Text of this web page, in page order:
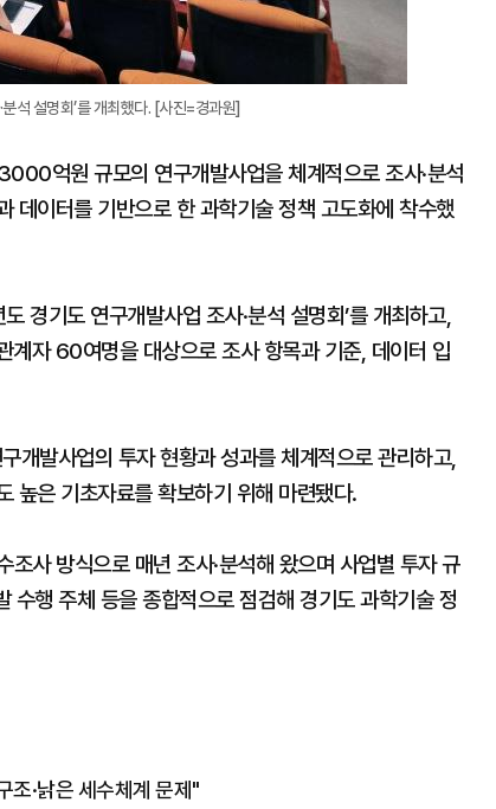
석 설명회’를 개최했다. [사진=경과원]
억원 규모의 연구개발사업을 체계적으로 조사·분석
데이터를 기반으로 한 과학기술 정책 고도화에 착수했
경기도 연구개발사업 조사·분석 설명회’를 개최하고,
계자 60여명을 대상으로 조사 항목과 기준, 데이터 입
개발사업의 투자 현황과 성과를 체계적으로 관리하고,
높은 기초자료를 확보하기 위해 마련됐다.
사 방식으로 매년 조사·분석해 왔으며 사업별 투자 규
수행 주체 등을 종합적으로 점검해 경기도 과학기술 정
조·낡은 세수체계 문제"